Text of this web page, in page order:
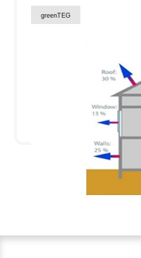
greenTEG